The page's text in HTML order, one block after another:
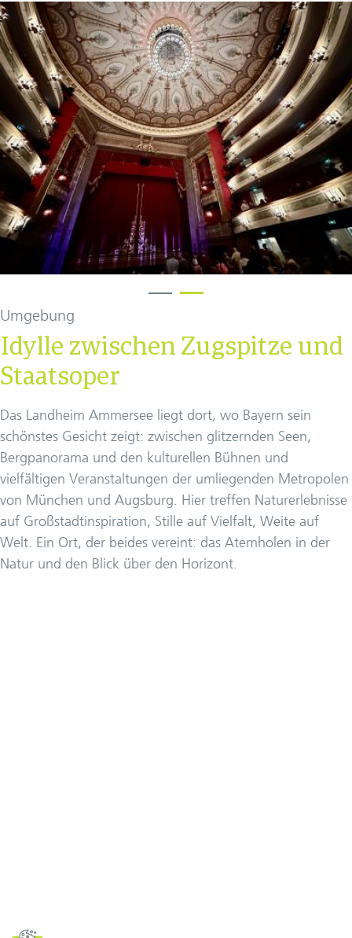
Umgebung
Idylle zwischen Zugspitze und
Staatsoper
Das Landheim Ammersee liegt dort, wo Bayern sein
schönstes Gesicht zeigt: zwischen glitzernden Seen,
Bergpanorama und den kulturellen Bühnen und
vielfältigen Veranstaltungen der umliegenden Metropolen
von München und Augsburg. Hier treffen Naturerlebnisse
auf Großstadtinspiration, Stille auf Vielfalt, Weite auf
Welt. Ein Ort, der beides vereint: das Atemholen in der
Natur und den Blick über den Horizont.